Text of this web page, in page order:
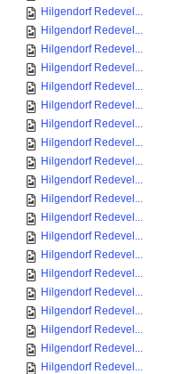
Hilgendorf Redevel...
Hilgendorf Redevel...
Hilgendorf Redevel...
Hilgendorf Redevel...
Hilgendorf Redevel...
Hilgendorf Redevel...
Hilgendorf Redevel...
Hilgendorf Redevel...
Hilgendorf Redevel...
Hilgendorf Redevel...
Hilgendorf Redevel...
Hilgendorf Redevel...
Hilgendorf Redevel...
Hilgendorf Redevel...
Hilgendorf Redevel...
Hilgendorf Redevel...
Hilgendorf Redevel...
Hilgendorf Redevel...
Hilgendorf Redevel...
Hilgendorf Redevel...